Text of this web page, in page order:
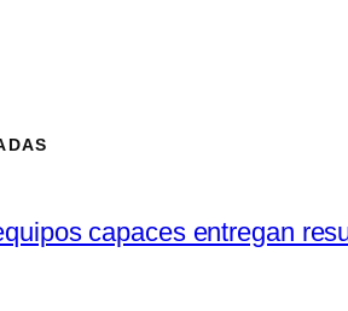
capaces entregan